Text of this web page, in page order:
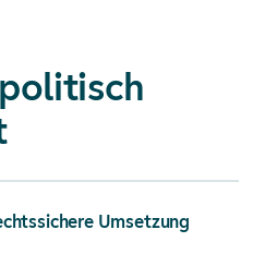
Umsetzung